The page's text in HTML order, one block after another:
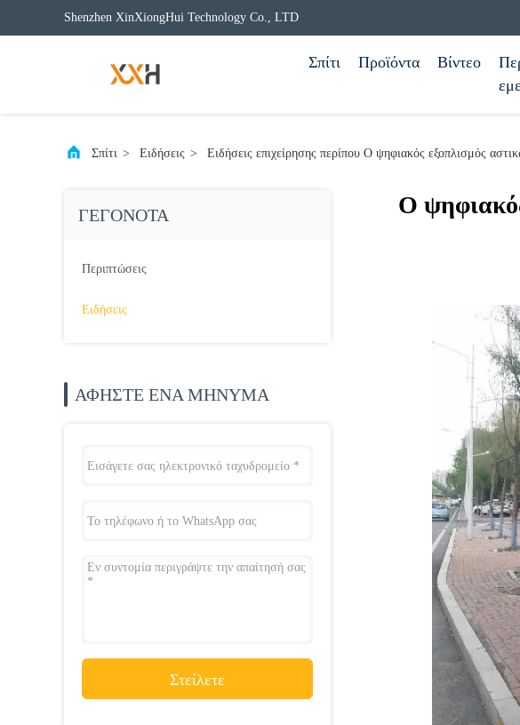
Shenzhen XinXiongHui Technology Co., LTD
Σπίτι Προϊόντα Βίντεο
Σπίτι > Ειδήσεις > Ειδήσεις επιχείρησης περίπου Ο ψηφιακός εξοπλισμός
ΓΕΓΟΝΌΤΑ
Περιπτώσεις
Ειδήσεις
ΑΦΗΣΤΕ ΈΝΑ ΜΗΝΥΜΑ
Στείλετε
Ο